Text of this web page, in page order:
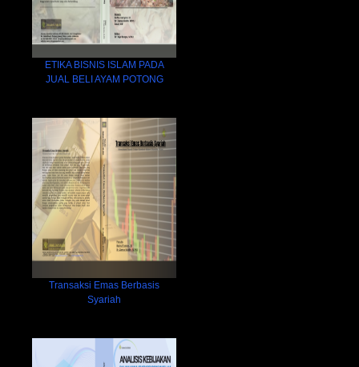
ETIKA BISNIS ISLAM PADA
JUAL BELI AYAM POTONG
Transaksi Emas Berbasis
Syariah